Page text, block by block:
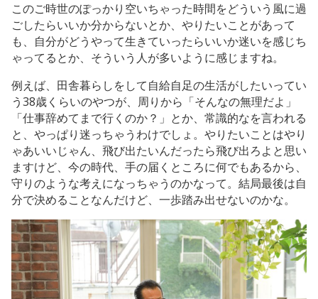
このご時世のぽっかり空いちゃった時間をどういう風に過
ごしたらいいか分からないとか、やりたいことがあって
も、自分がどうやって生きていったらいいか迷いを感じち
ゃってるとか、そういう人が多いように感じますね。
例えば、田舎暮らしをして自給自足の生活がしたいってい
う38歳くらいのやつが、周りから「そんなの無理だよ」
「仕事辞めてまで行くのか？」とか、常識的なを言われる
と、やっぱり迷っちゃうわけでしょ。やりたいことはやり
ゃあいいじゃん、飛び出たいんだったら飛び出ろよと思い
ますけど、今の時代、手の届くところに何でもあるから、
守りのような考えになっちゃうのかなって。結局最後は自
分で決めることなんだけど、一歩踏み出せないのかな。